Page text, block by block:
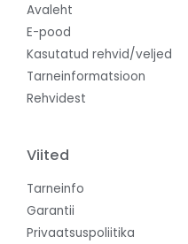
Avaleht
E-pood
Kasutatud rehvid/veljed
Tarneinformatsioon
Rehvidest
Viited
Tarneinfo
Garantii
Privaatsuspoliitika